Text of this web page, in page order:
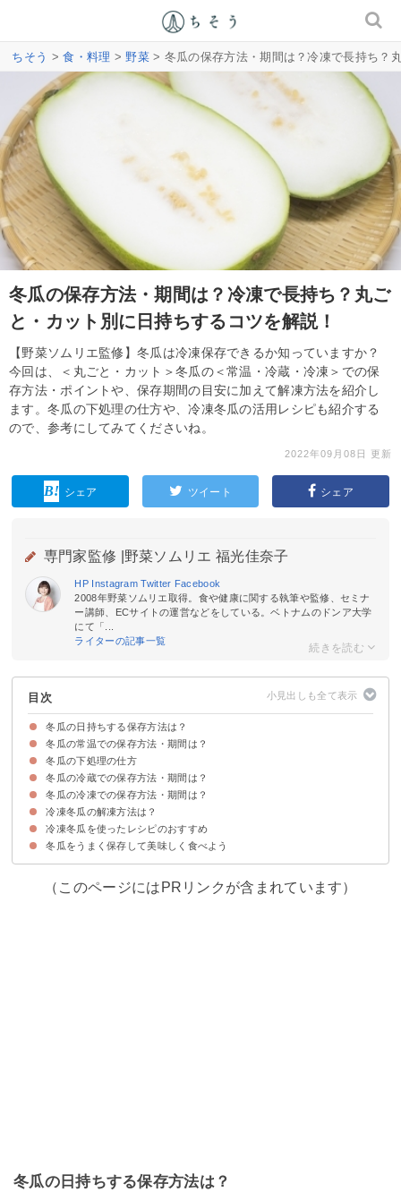
ちそう >食・料理 >野菜> 冬瓜の保存方法・期間は？冷凍で長持ち？
冬瓜の保存方法・期間は？冷凍で長持ち？丸ご
と・カット別に日持ちするコツを解説！
【野菜ソムリエ監修】冬瓜は冷凍保存できるか知っていますか？
今回は、＜丸ごと・カット＞冬瓜の＜常温・冷蔵・冷凍＞での保
存方法・ポイントや、保存期間の目安に加えて解凍方法を紹介し
ます。冬瓜の下処理の仕方や、冷凍冬瓜の活用レシピも紹介する
ので、参考にしてみてくださいね。
2022年09月08日 更新
シェア ツイート シェア
専門家監修 | 野菜ソムリエ 福光佳奈子
HP Instagram Twitter Facebook
2008年野菜ソムリエ取得。食や健康に関する執筆や監修、セミナ
ー講師、ECサイトの運営などをしている。ベトナムのドンア大学
にて「...
ライターの記事一覧
目次
冬瓜の日持ちする保存方法は？
丸ごとの冬瓜を保存する場合は常温
カットした冬瓜は冷蔵庫で保存する
冬瓜の常温での保存方法・期間は？
冬瓜を常温保存する方法
冬瓜の常温での賞味期限・保存期間
冬瓜の下処理の仕方
冬瓜の冷蔵での保存方法・期間は？
カットした冬瓜を冷蔵保存する方法
冬瓜の冷蔵での賞味期限・保存期間
冬瓜の冷凍での保存方法・期間は？
①カットした冬瓜を冷凍保存する方法
②カットした冬瓜を下ごしらえして冷凍保存する方法
③皮やワタを冷凍保存する方法
ポイント①小分けして冷凍保存する
ポイント②空気に触れないようにする
ポイント③急速冷凍する
冬瓜の冷凍での賞味期限・保存期間
冷凍冬瓜の解凍方法は？
冷凍冬瓜は凍ったまま加熱調理して使う
冷凍冬瓜を使ったレシピのおすすめ
①冬瓜の冷たい煮物
②冬瓜と鶏肉の煮物
③冬瓜と豚バラの炒め物
冬瓜をうまく保存して美味しく食べよう
（このページにはPRリンクが含まれています）
冬瓜の日持ちする保存方法は？